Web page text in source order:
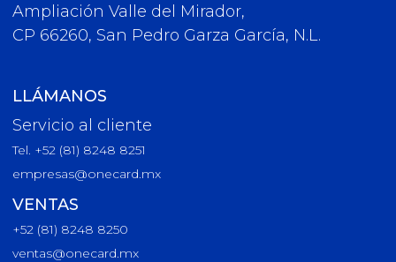
Ampliación Valle del Mirador,
CP 66260, San Pedro Garza García, N.L.
LLÁMANOS
Servicio al cliente
Tel. +52 (81) 8248 8251
empresas@onecard.mx
VENTAS
+52 (81) 8248 8250
ventas@onecard.mx